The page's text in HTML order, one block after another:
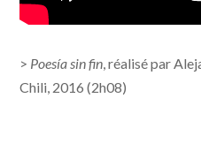
> Poesía sin fin, réalisé par
Chili, 2016 (2h08)